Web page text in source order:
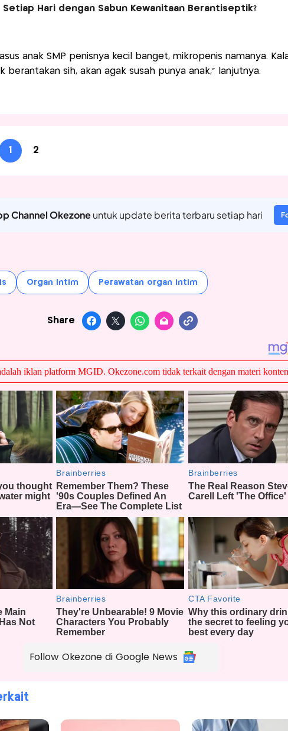
Setiap Hari dengan Sabun Kewanitaan Berantiseptik?
anak SMP penisnya kecil banget, mikropenis namanya.
berantakan sih, akan agak susah punya anak," lanjutnya.
1 2
Channel Okezoneuntuk update berita terbaru setiap hari
Organ Intim Perawatan organ intim
Share
Follow Okezone di Google News